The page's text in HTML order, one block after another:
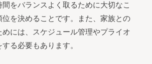
をバランスよく取るために大切なこ
位を決めることです。また、家族との
には、スケジュール管理やプライオ
る必要もあります。